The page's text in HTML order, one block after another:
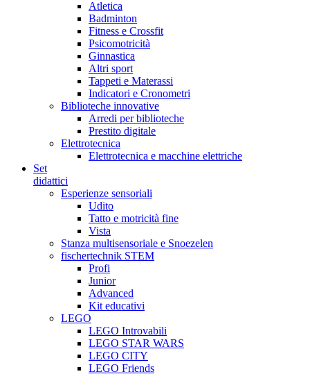
Atletica
Badminton
Fitness e Crossfit
Psicomotricità
Ginnastica
Altri sport
Tappeti e Materassi
Indicatori e Cronometri
Biblioteche innovative
Arredi per biblioteche
Prestito digitale
Elettrotecnica
Elettrotecnica e macchine elettriche
Set
didattici
Esperienze sensoriali
Udito
Tatto e motricità fine
Vista
Stanza multisensoriale e Snoezelen
fischertechnik STEM
Profi
Junior
Advanced
Kit educativi
LEGO
LEGO Introvabili
LEGO STAR WARS
LEGO CITY
LEGO Friends